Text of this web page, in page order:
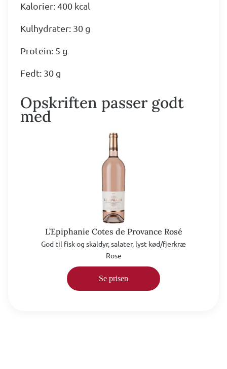
Kalorier: 400 kcal
Kulhydrater: 30 g
Protein: 5 g
Fedt: 30 g
Opskriften passer godt
med
L’Epiphanie Cotes de Provance Rosé
God til fisk og skaldyr, salater, lyst kød/fjerkræ
Rose
Se prisen